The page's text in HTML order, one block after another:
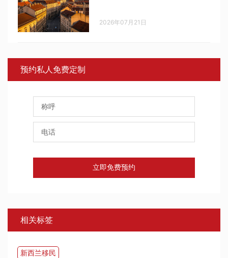
2026年07月21日
预约私人免费定制
立即免费预约
相关标签
新西兰移民